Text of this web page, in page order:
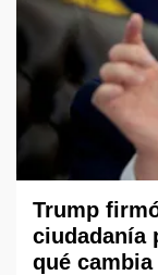
Trump
ciudadanía
qué cambia